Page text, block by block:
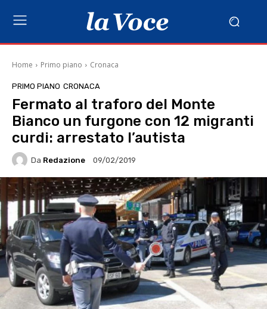
Home Primo piano Cronaca
PRIMO PIANO CRONACA
Fermato al traforo del Monte
Bianco un furgone con 12 migranti
curdi: arrestato l’autista
Da Redazione 09/02/2019